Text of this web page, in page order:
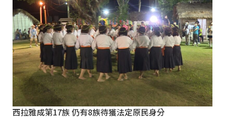
西拉雅成第17族 仍有8族待獲法定原民身分